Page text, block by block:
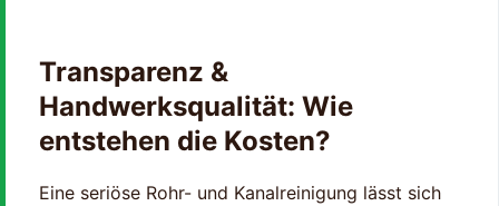
Transparenz &
Handwerksqualität: Wie
entstehen die Kosten?
Eine seriöse Rohr- und Kanalreinigung lässt sich